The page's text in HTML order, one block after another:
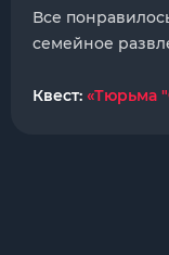
Все
семейное
Квест: «Тюрьма